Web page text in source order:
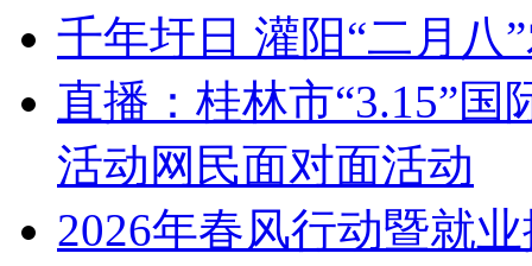
千年圩日 灌阳“二月八
直播：桂林市“3.15”
活动网民面对面活动
2026年春风行动暨就